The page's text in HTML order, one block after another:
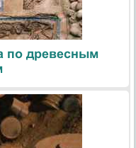
по древесным